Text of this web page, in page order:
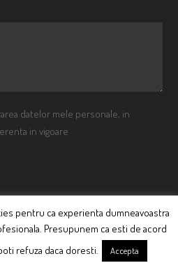
datelor mele personale, in
in vigoare
a Imperiului Ciutacesc.
pentru ca experienta dumneavoastra
Presupunem ca esti de acord
refuza daca doresti.
Accepta